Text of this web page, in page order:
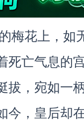
梅花上，如
死亡气息的
拔，宛如一
今，皇后却